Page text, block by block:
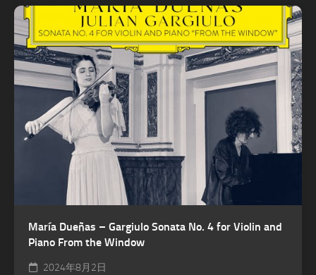
María Dueñas – Gargiulo Sonata No. 4 for Violin and
Piano From the Window
2024年8月2日